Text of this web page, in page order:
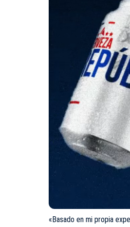
«Basado en mi propia